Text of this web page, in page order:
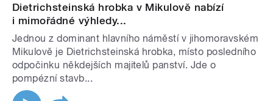
Dietrichsteinská hrobka v Mikulově nabízí
i mimořádné výhledy...
Jednou z dominant hlavního náměstí v jihomoravském
Mikulově je Dietrichsteinská hrobka, místo posledního
odpočinku někdejších majitelů panství. Jde o
pompézní stavb...